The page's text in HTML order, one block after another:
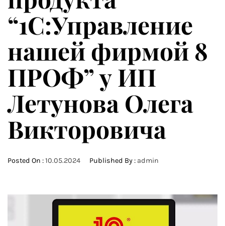
“1С:Управление
нашей фирмой 8
ПРОФ” у ИП
Летунова Олега
Викторовича
Posted On :10.05.2024 Published By : admin